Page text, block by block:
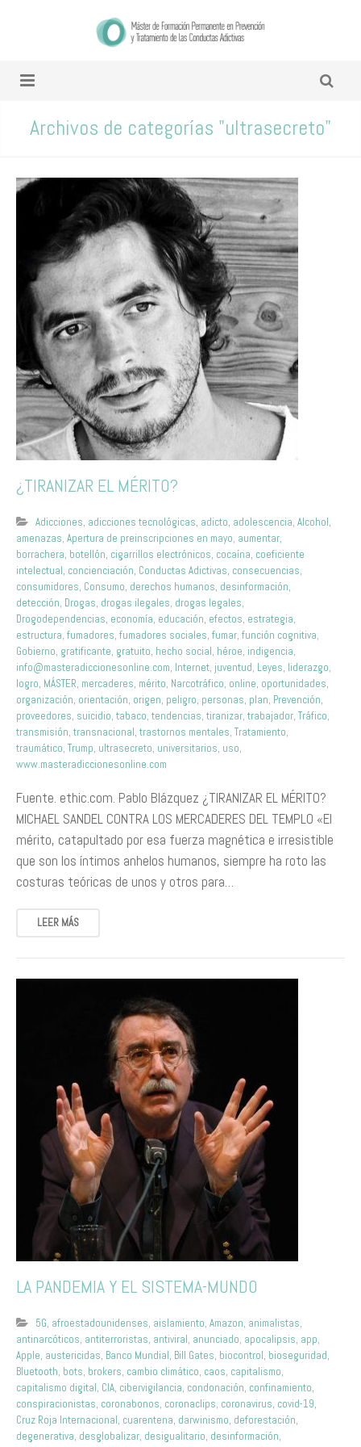
Archivos de categorías "ultrasecreto"
¿TIRANIZAR EL MÉRITO?
Adicciones, adicciones tecnológicas, adicto, adolescencia, Alcohol,
amenazas, Apertura de preinscripciones en mayo, aumentar,
borrachera, botellón, cigarrillos electrónicos, cocaína, coeficiente
intelectual, concienciación, Conductas Adictivas, consecuencias,
consumidores, Consumo, derechos humanos, desinformación,
detección, Drogas, drogas ilegales, drogas legales,
Drogodependencias, economía, educación, efectos, estrategia,
estructura, fumadores, fumadores sociales, fumar, función cognitiva,
Gobierno, gratificante, gratuito, hecho social, héroe, indigencia,
info@masteradiccionesonline.com, Internet, juventud, Leyes, liderazgo,
logro, MÁSTER, mercaderes, mérito, Narcotráfico, online, oportunidades,
organización, orientación, origen, peligro, personas, plan, Prevención,
proveedores, suicidio, tabaco, tendencias, tiranizar, trabajador, Tráfico,
transmisión, transnacional, trastornos mentales, Tratamiento,
traumático, Trump, ultrasecreto, universitarios, uso,
www.masteradiccionesonline.com
Fuente. ethic.com. Pablo Blázquez ¿TIRANIZAR EL MÉRITO?
MICHAEL SANDEL CONTRA LOS MERCADERES DEL TEMPLO «El
mérito, catapultado por esa fuerza magnética e irresistible
que son los íntimos anhelos humanos, siempre ha roto las
costuras teóricas de unos y otros para…
LEER MÁS
LA PANDEMIA Y EL SISTEMA-MUNDO
5G, afroestadounidenses, aislamiento, Amazon, animalistas,
antinarcóticos, antiterroristas, antiviral, anunciado, apocalipsis, app,
Apple, austericidas, Banco Mundial, Bill Gates, biocontrol, bioseguridad,
Bluetooth, bots, brokers, cambio climático, caos, capitalismo,
capitalismo digital, CIA, cibervigilancia, condonación, confinamiento,
conspiracionistas, coronabonos, coronaclips, coronavirus, covid-19,
Cruz Roja Internacional, cuarentena, darwinismo, deforestación,
degenerativa, desglobalizar, desigualitario, desinformación,